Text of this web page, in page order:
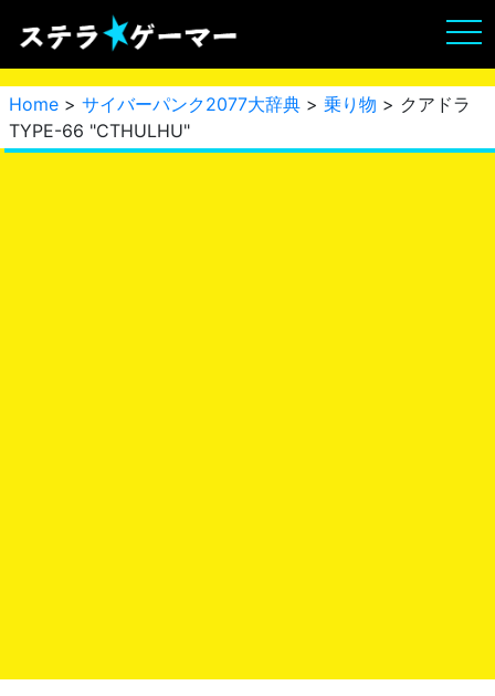
Home > サイバーパンク2077大辞典 > 乗り物 > クアドラ
TYPE-66 "CTHULHU"